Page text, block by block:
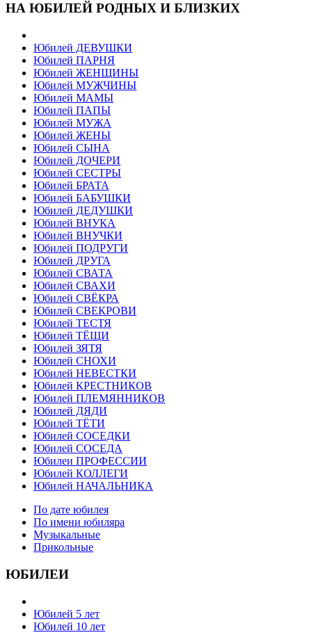
НА ЮБИЛЕЙ РОДНЫХ И БЛИЗКИХ
Юбилей ДЕВУШКИ
Юбилей ПАРНЯ
Юбилей ЖЕНЩИНЫ
Юбилей МУЖЧИНЫ
Юбилей МАМЫ
Юбилей ПАПЫ
Юбилей МУЖА
Юбилей ЖЕНЫ
Юбилей СЫНА
Юбилей ДОЧЕРИ
Юбилей СЕСТРЫ
Юбилей БРАТА
Юбилей БАБУШКИ
Юбилей ДЕДУШКИ
Юбилей ВНУКА
Юбилей ВНУЧКИ
Юбилей ПОДРУГИ
Юбилей ДРУГА
Юбилей СВАТА
Юбилей СВАХИ
Юбилей СВЁКРА
Юбилей СВЕКРОВИ
Юбилей ТЕСТЯ
Юбилей ТЁЩИ
Юбилей ЗЯТЯ
Юбилей СНОХИ
Юбилей НЕВЕСТКИ
Юбилей КРЕСТНИКОВ
Юбилей ПЛЕМЯННИКОВ
Юбилей ДЯДИ
Юбилей ТЁТИ
Юбилей СОСЕДКИ
Юбилей СОСЕДА
Юбилеи ПРОФЕССИИ
Юбилей КОЛЛЕГИ
Юбилей НАЧАЛЬНИКА
По дате юбилея
По имени юбиляра
Музыкальные
Прикольные
ЮБИЛЕИ
Юбилей 5 лет
Юбилей 10 лет